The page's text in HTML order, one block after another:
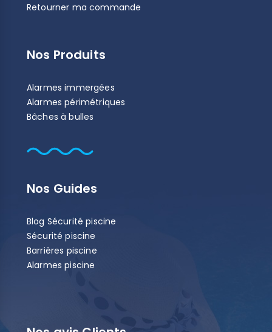
Retourner ma commande
Nos Produits
Alarmes immergées
Alarmes périmétriques
Bâches à bulles
Nos Guides
Blog Sécurité piscine
Sécurité piscine
Barrières piscine
Alarmes piscine